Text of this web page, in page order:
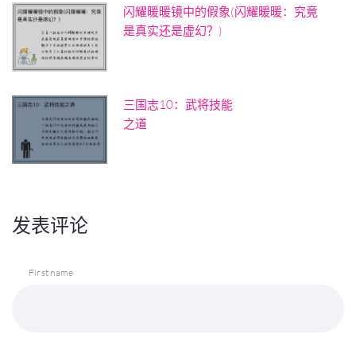
闪耀暖暖镜中的假象(闪耀暖暖：究竟
是真实还是虚幻？)
三国志10：武将技能
之道
发表评论
First name